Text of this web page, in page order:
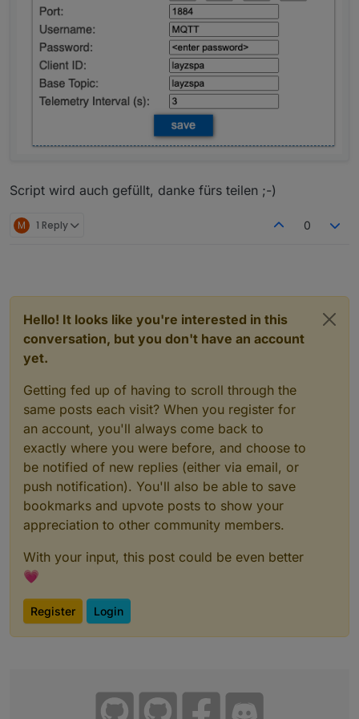
Script wird auch gefüllt, danke fürs teilen ;-)
M 1 Reply 0
Hello! It looks like you're interested in this
conversation, but you don't have an account
yet.
Getting fed up of having to scroll through the
same posts each visit? When you register for
an account, you'll always come back to
exactly where you were before, and choose to
be notified of new replies (either via email, or
push notification). You'll also be able to save
bookmarks and upvote posts to show your
appreciation to other community members.
With your input, this post could be even better
💗
Register Login